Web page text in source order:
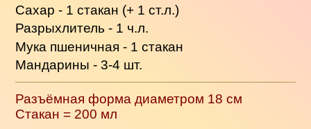
Сахар - 1 стакан (+ 1 ст.л.)
Разрыхлитель - 1 ч.л.
Мука пшеничная - 1 стакан
Мандарины - 3-4 шт.
Разъёмная форма диаметром 18 см
Стакан = 200 мл